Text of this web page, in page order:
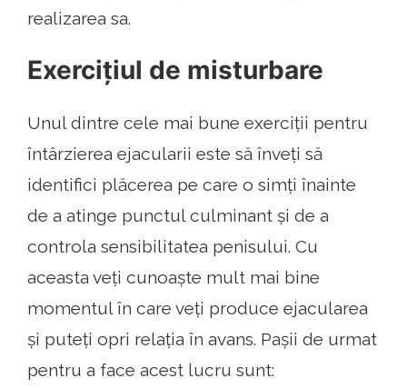
realizarea sa.
Exercițiul de misturbare
Unul dintre cele mai bune exerciții pentru
întârzierea ejacularii este să înveți să
identifici plăcerea pe care o simți înainte
de a atinge punctul culminant și de a
controla sensibilitatea penisului. Cu
aceasta veți cunoaște mult mai bine
momentul în care veți produce ejacularea
și puteți opri relația în avans. Pașii de urmat
pentru a face acest lucru sunt: